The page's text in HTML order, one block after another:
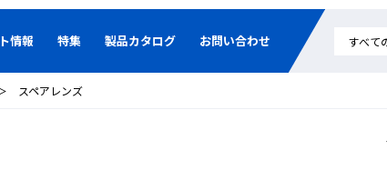
情報 特集 製品カタログ お問い合わせ
スペアレンズ